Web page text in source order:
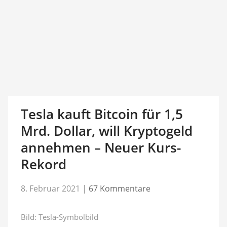
Tesla kauft Bitcoin für 1,5
Mrd. Dollar, will Kryptogeld
annehmen – Neuer Kurs-
Rekord
8. Februar 2021 | 67 Kommentare
Bild: Tesla-Symbolbild